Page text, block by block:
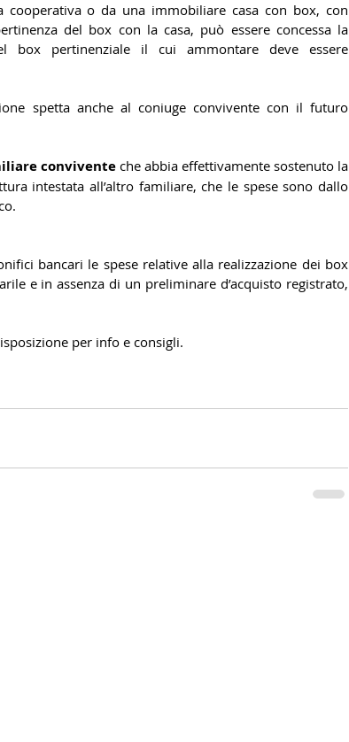
cooperativa o da una immobiliare casa con box, con
del box con la casa, può essere concessa la
box pertinenziale il cui ammontare deve essere
spetta anche al coniuge convivente con il futuro
convivente che abbia effettivamente sostenuto la
intestata all’altro familiare, che le spese sono dallo
bancari le spese relative alla realizzazione dei box
e in assenza di un preliminare d’acquisto registrato,
per info e consigli.